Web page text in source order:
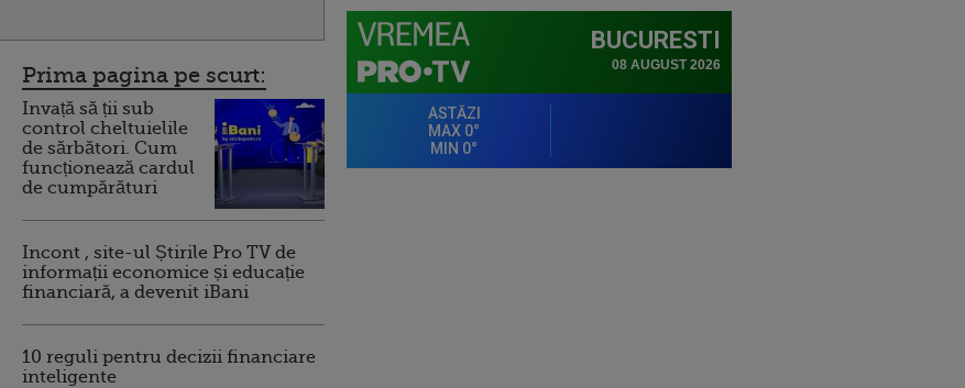
Prima pagina pe scurt:
Invață să ții sub
control cheltuielile
de sărbători. Cum
funcționează cardul
de cumpărături
Incont , site-ul Știrile Pro TV de
informații economice și educație
financiară, a devenit iBani
10 reguli pentru decizii financiare
inteligente